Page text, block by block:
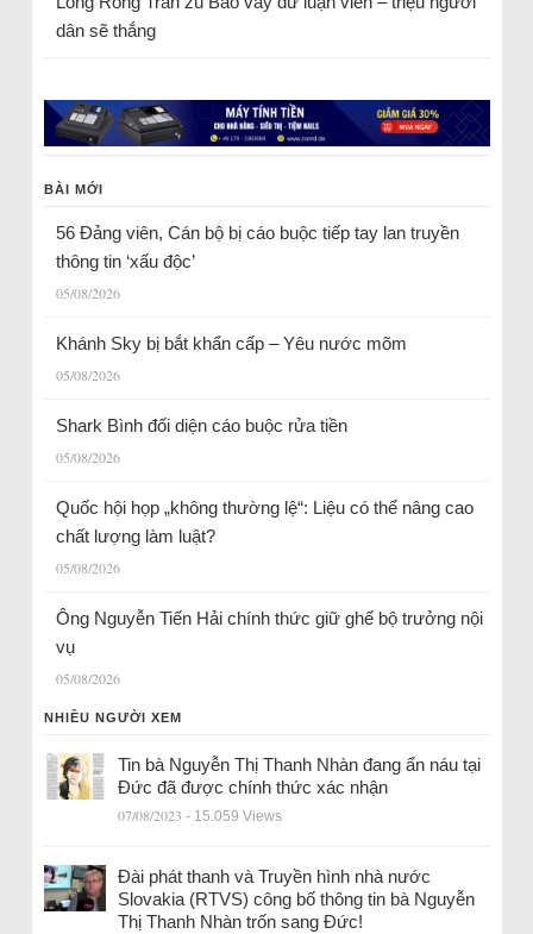
dân sẽ thắng
BÀI MỚI
56 Đảng viên, Cán bộ bị cáo buộc tiếp tay lan truyền
thông tin ‘xấu độc’
05/08/2026
Khánh Sky bị bắt khẩn cấp – Yêu nước mõm
05/08/2026
Shark Bình đối diện cáo buộc rửa tiền
05/08/2026
Quốc hội họp „không thường lệ“: Liệu có thể nâng cao
chất lượng làm luật?
05/08/2026
Ông Nguyễn Tiến Hải chính thức giữ ghế bộ trưởng nội
vụ
05/08/2026
NHIỀU NGƯỜI XEM
Tin bà Nguyễn Thị Thanh Nhàn đang ẩn náu tại
Đức đã được chính thức xác nhận
07/08/2023 - 15.059 Views
Đài phát thanh và Truyền hình nhà nước
Slovakia (RTVS) công bố thông tin bà Nguyễn
Thị Thanh Nhàn trốn sang Đức!